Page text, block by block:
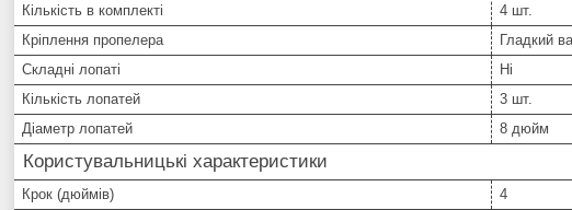
Кількість в комплекті
4 шт.
Кріплення пропелера
Гладкий
Складні лопаті
Ні
Кількість лопатей
3 шт.
Діаметр лопатей
8 дюйм
Користувальницькі характеристики
Крок (дюймів)
4